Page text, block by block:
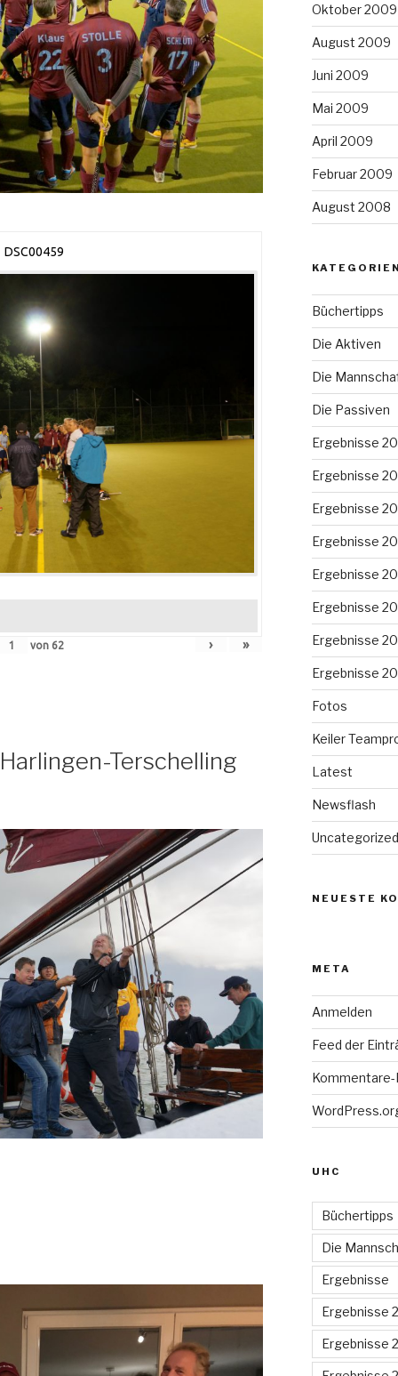
DSC00459
von 62 › »
Terschelling
Oktober 2009
August 2009
Juni 2009
Mai 2009
April 2009
Februar 2009
August 2008
KATEGORIEN
Büchertipps
Die Aktiven
Die
Die Passiven
Ergebnisse
Ergebnisse
Ergebnisse
Ergebnisse
Ergebnisse
Ergebnisse
Ergebnisse
Ergebnisse
Fotos
Keiler
Latest
Newsflash
Uncategorized
NEUESTE
META
Anmelden
Feed der
Kommentare-
UHC
Büchertipps
Die
Ergebnisse
Ergebnisse
Ergebnisse